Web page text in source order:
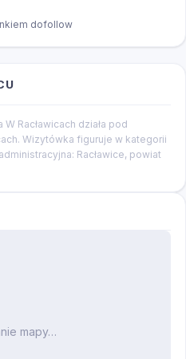
dofollow
Racławicach działa pod
Wizytówka figuruje w kategorii
Racławice, powiat
mapy…